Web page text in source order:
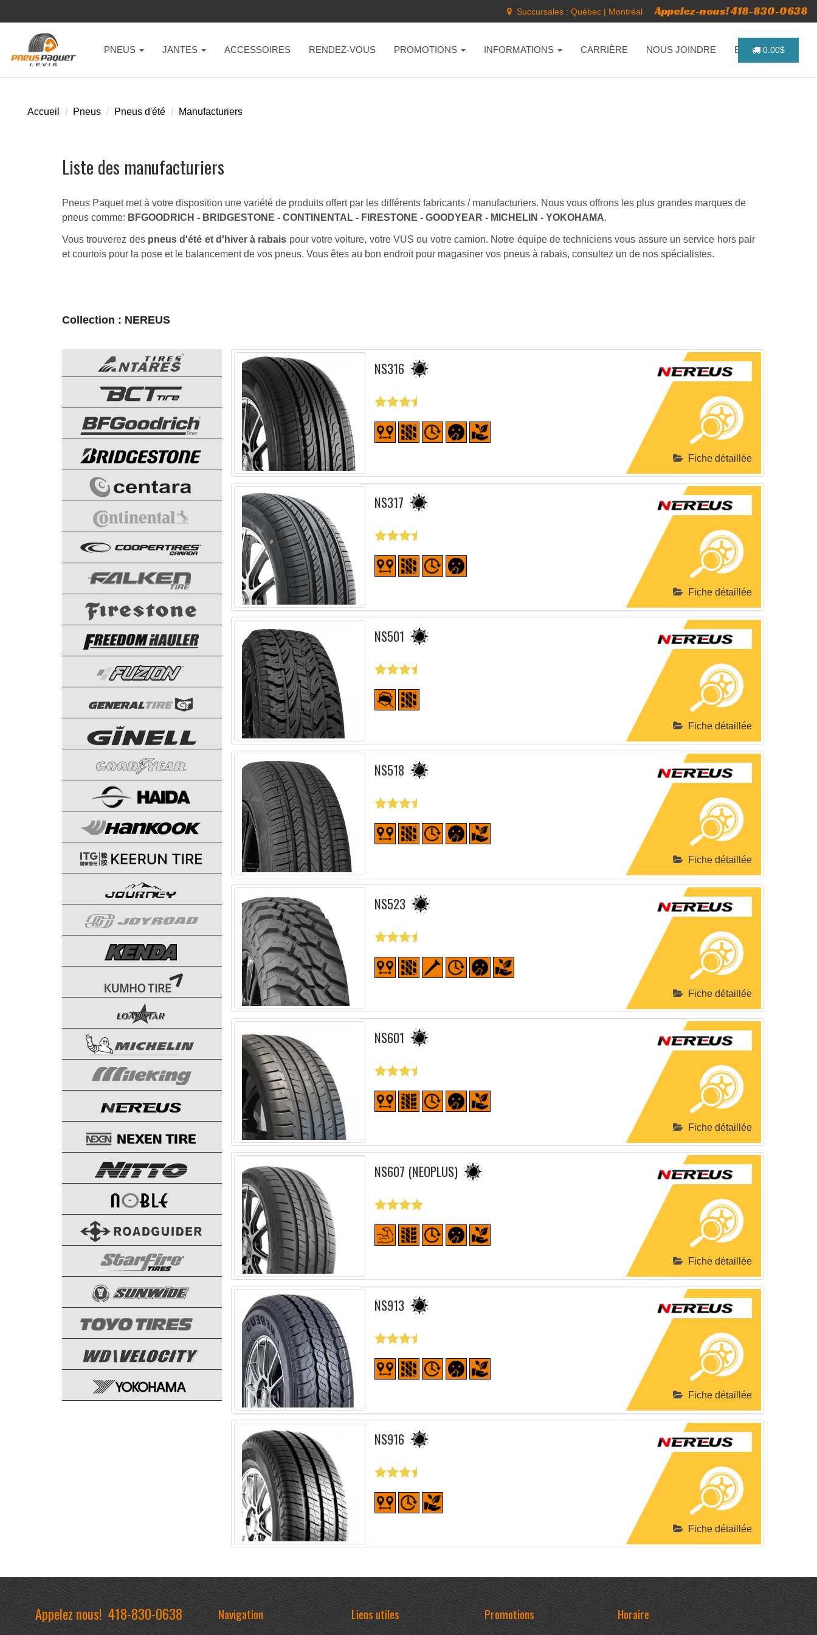
Succursales : Québec | Montréal Appelez-nous! 418-830-0638
PNEUS JANTES ACCESSOIRES RENDEZ-VOUS PROMOTIONS INFORMATIONS CARRIÈRE NOUS JOINDRE ENGLISH
0.00$
Accueil Pneus Pneus d'été Manufacturiers
Liste des manufacturiers
Pneus Paquet met à votre disposition une variété de produits offert par les différents fabricants / manufacturiers. Nous vous offrons les plus grandes marques de
pneus comme: BFGOODRICH - BRIDGESTONE - CONTINENTAL - FIRESTONE - GOODYEAR - MICHELIN - YOKOHAMA.
Vous trouverez des pneus d'été et d'hiver à rabais pour votre voiture, votre VUS ou votre camion. Notre équipe de techniciens vous assure un service hors pair
et courtois pour la pose et le balancement de vos pneus. Vous êtes au bon endroit pour magasiner vos pneus à rabais, consultez un de nos spécialistes.
Collection : NEREUS
NS316
Fiche détaillée
NS317
Fiche détaillée
NS501
Fiche détaillée
NS518
Fiche détaillée
NS523
Fiche détaillée
NS601
Fiche détaillée
NS607 (NEOPLUS)
Fiche détaillée
NS913
Fiche détaillée
NS916
Fiche détaillée
Appelez nous!418-830-0638 Navigation Liens utiles Promotions Horaire